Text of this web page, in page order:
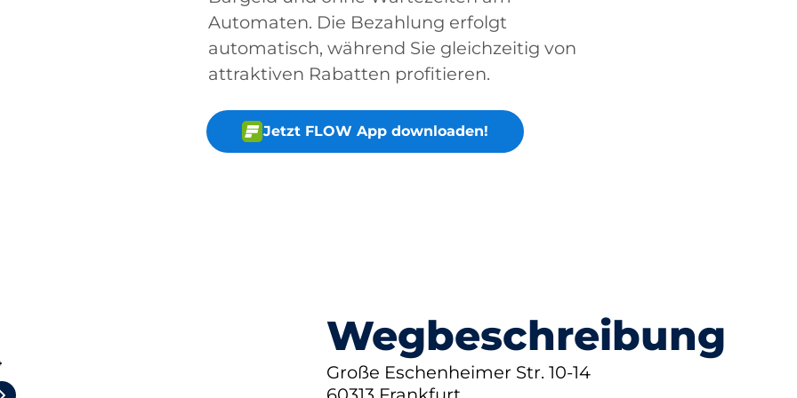
Automaten. Die Bezahlung erfolgt
automatisch, während Sie gleichzeitig von
attraktiven Rabatten profitieren.
Jetzt FLOW App downloaden!
Wegbeschreibung
Große Eschenheimer Str. 10-14